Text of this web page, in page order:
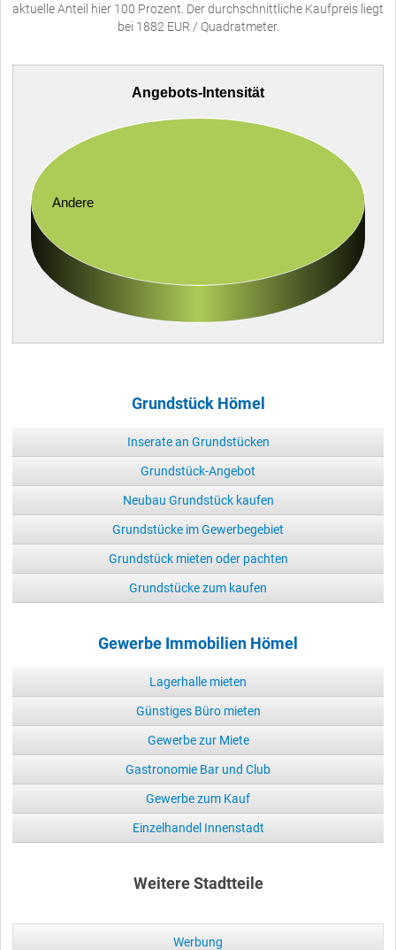
aktuelle Anteil hier 100 Prozent. Der durchschnittliche Kaufpreis liegt
bei 1882 EUR / Quadratmeter.
Angebots-Intensität
Andere
Grundstück Hömel
Inserate an Grundstücken
Grundstück-Angebot
Neubau Grundstück kaufen
Grundstücke im Gewerbegebiet
Grundstück mieten oder pachten
Grundstücke zum kaufen
Gewerbe Immobilien Hömel
Lagerhalle mieten
Günstiges Büro mieten
Gewerbe zur Miete
Gastronomie Bar und Club
Gewerbe zum Kauf
Einzelhandel Innenstadt
Weitere Stadtteile
Werbung